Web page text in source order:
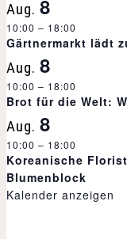
n
g
-
N
a
v
Aug. 8
10:00 – 18:00
Gärtnermarkt lädt
Aug. 8
10:00 – 18:00
Brot für die Welt:
Aug. 8
10:00 – 18:00
Koreanische
Blumenblock
Kalender anzeigen